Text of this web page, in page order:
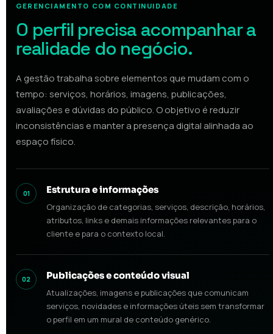
GERENCIAMENTO COM CONTINUIDADE
O perfil precisa acompanhar a
realidade do negócio.
A gestão trabalha sobre elementos que mudam com o
tempo: serviços, horários, imagens, publicações,
avaliações e dúvidas do público. O objetivo é reduzir
inconsistências e manter a presença digital alinhada ao
espaço físico.
01 Estrutura e informações
Organização de categorias, serviços, descrição, horários,
atributos, links e demais informações relevantes para o
cliente e para o contexto local.
02 Publicações e conteúdo visual
Atualizações, imagens e publicações que comunicam
serviços, novidades e informações úteis sem transformar
o perfil em um mural de conteúdo genérico.